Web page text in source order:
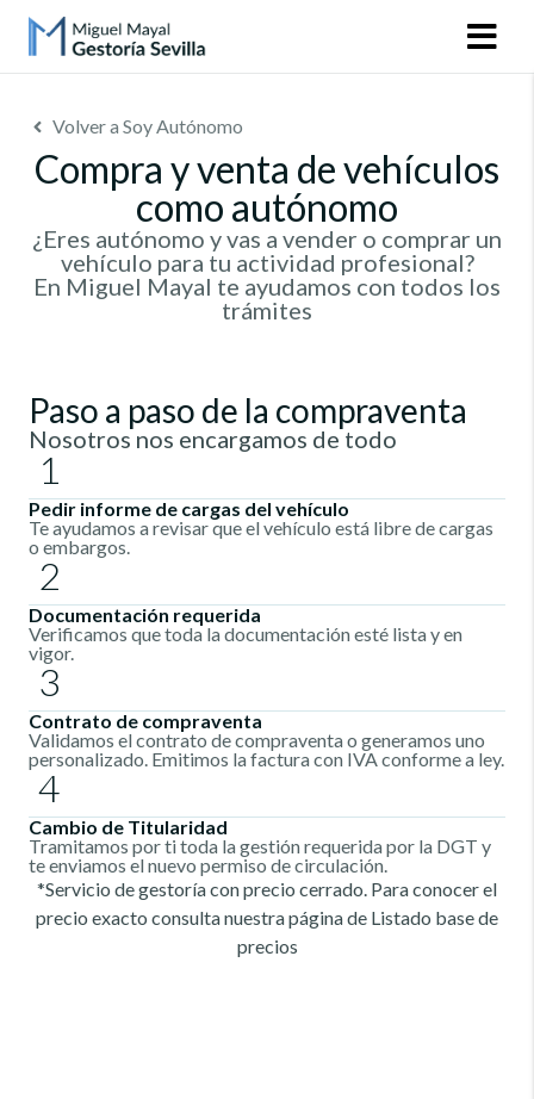
Volver a Soy Autónomo
Compra y venta de vehículos
como autónomo
¿Eres autónomo y vas a vender o comprar un
vehículo para tu actividad profesional?
En Miguel Mayal te ayudamos con todos los
trámites
Paso a paso de la compraventa
Nosotros nos encargamos de todo
1
Pedir informe de cargas del vehículo
Te ayudamos a revisar que el vehículo está libre de cargas
o embargos.
2
Documentación requerida
Verificamos que toda la documentación esté lista y en
vigor.
3
Contrato de compraventa
Validamos el contrato de compraventa o generamos uno
personalizado. Emitimos la factura con IVA conforme a ley.
4
Cambio de Titularidad
Tramitamos por ti toda la gestión requerida por la DGT y
te enviamos el nuevo permiso de circulación.
*Servicio de gestoría con precio cerrado. Para conocer el
precio exacto consulta nuestra página de Listado base de
precios